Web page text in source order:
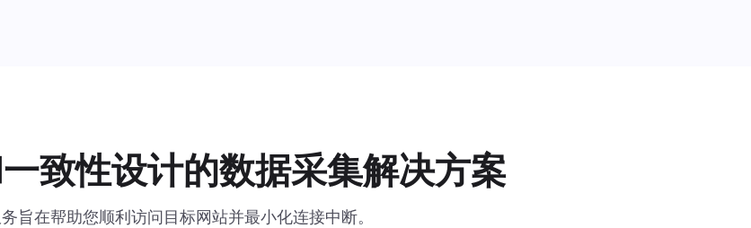
致性设计的数据采集解决方案
旨在帮助您顺利访问目标网站并最小化连接中断。